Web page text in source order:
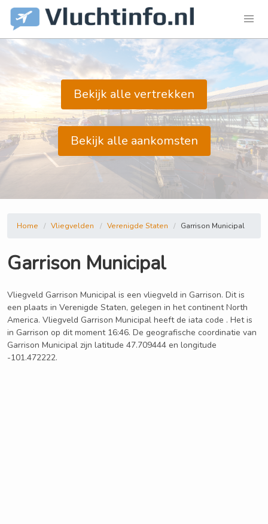
Bekijk alle vertrekken
Bekijk alle aankomsten
Home Vliegvelden Verenigde Staten Garrison Municipal
Garrison Municipal
Vliegveld Garrison Municipal is een vliegveld in Garrison. Dit is
een plaats in Verenigde Staten, gelegen in het continent North
America. Vliegveld Garrison Municipal heeft de iata code . Het is
in Garrison op dit moment 16:46. De geografische coordinatie van
Garrison Municipal zijn latitude 47.709444 en longitude
-101.472222.